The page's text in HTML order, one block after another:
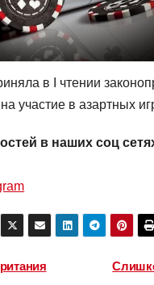
в I чтении
участие в азартных
в наших соц